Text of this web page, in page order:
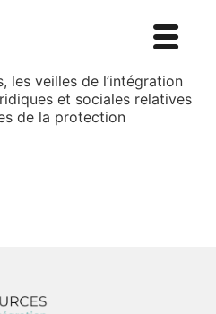
les veilles de l’intégration
et sociales relatives
de la protection